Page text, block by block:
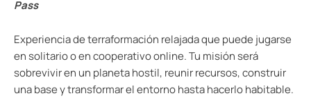
Pass
Experiencia de terraformación relajada que puede jugarse
en solitario o en cooperativo online. Tu misión será
sobrevivir en un planeta hostil, reunir recursos, construir
una base y transformar el entorno hasta hacerlo habitable.